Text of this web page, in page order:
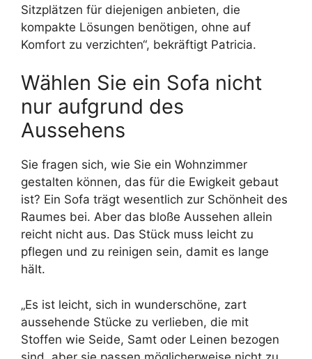
Sitzplätzen für diejenigen anbieten, die
kompakte Lösungen benötigen, ohne auf
Komfort zu verzichten“, bekräftigt Patricia.
Wählen Sie ein Sofa nicht
nur aufgrund des
Aussehens
Sie fragen sich, wie Sie ein Wohnzimmer
gestalten können, das für die Ewigkeit gebaut
ist? Ein Sofa trägt wesentlich zur Schönheit des
Raumes bei. Aber das bloße Aussehen allein
reicht nicht aus. Das Stück muss leicht zu
pflegen und zu reinigen sein, damit es lange
hält.
„Es ist leicht, sich in wunderschöne, zart
aussehende Stücke zu verlieben, die mit
Stoffen wie Seide, Samt oder Leinen bezogen